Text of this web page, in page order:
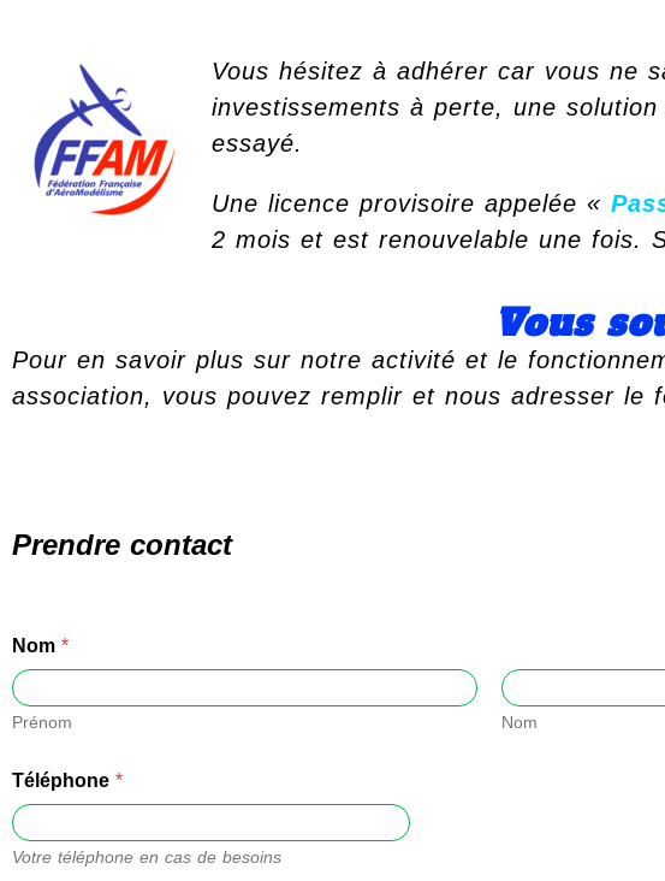
Vous hésitez à adhérer car vous ne
investissements à perte, une
essayé.
Une licence provisoire appelée «
2 mois et est renouvelable une fois.
Vous
Pour en savoir plus sur notre activité et le
association, vous pouvez remplir et nous adresser le
Prendre contact
Nom *
Prénom Nom
Téléphone *
Votre téléphone en cas de besoins